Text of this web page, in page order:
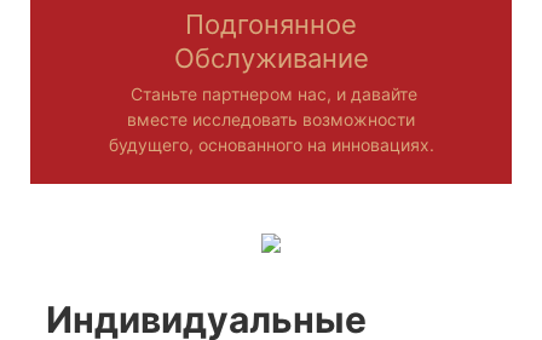
Подгонянное
Обслуживание
Станьте партнером нас, и давайте
вместе исследовать возможности
будущего, основанного на инновациях.
Индивидуальные